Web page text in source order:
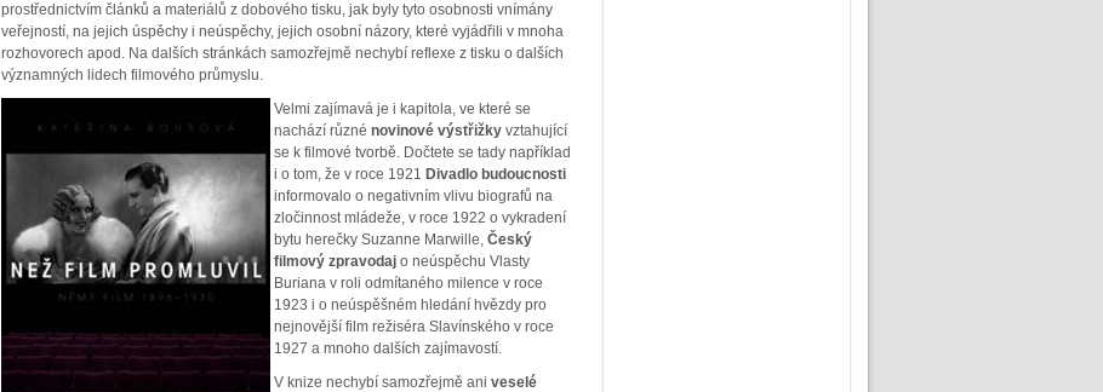
prostřednictvím článků a materiálů z dobového tisku, jak byly tyto osobnosti vnímány
veřejností, na jejich úspěchy i neúspěchy, jejich osobní názory, které vyjádřili v mnoha
rozhovorech apod. Na dalších stránkách samozřejmě nechybí reflexe z tisku o dalších
významných lidech filmového průmyslu.
Velmi zajímavá je i kapitola, ve které se
nachází různé novinové výstřižkyvztahující
se k filmové tvorbě. Dočtete se tady například
i o tom, že v roce 1921 Divadlo budoucnosti
informovalo o negativním vlivu biografů na
zločinnost mládeže, v roce 1922 o vykradení
bytu herečky Suzanne Marwille, Český
filmový zpravodajo neúspěchu Vlasty
Buriana v roli odmítaného milence v roce
1923 i o neúspěšném hledání hvězdy pro
nejnovější film režiséra Slavínského v roce
1927 a mnoho dalších zajímavostí.
V knize nechybí samozřejmě ani veselé